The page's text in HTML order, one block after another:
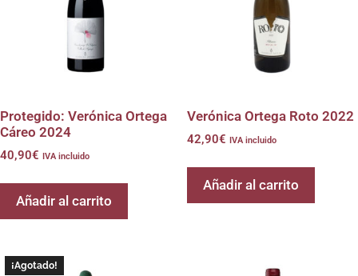
Protegido: Verónica Ortega
Cáreo 2024
40,90€ IVA incluido
Añadir al carrito
Verónica Ortega Roto 2022
42,90€ IVA incluido
Añadir al carrito
¡Agotado!